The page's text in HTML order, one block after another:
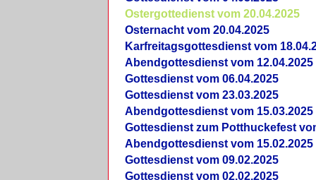
Ostergottedienst vom 20.04.2025
Osternacht vom 20.04.2025
Karfreitagsgottesdienst vom
Abendgottesdienst vom 12.04.2025
Gottesdienst vom 06.04.2025
Gottesdienst vom 23.03.2025
Abendgottesdienst vom 15.03.2025
Gottesdienst zum Potthuckefest
Abendgottesdienst vom 15.02.2025
Gottesdienst vom 09.02.2025
Gottesdienst vom 02.02.2025